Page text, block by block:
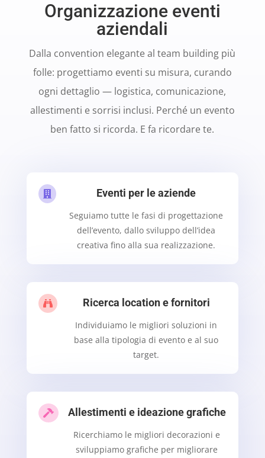
Organizzazione eventi
aziendali
Dalla convention elegante al team building più
folle: progettiamo eventi su misura, curando
ogni dettaglio — logistica, comunicazione,
allestimenti e sorrisi inclusi. Perché un evento
ben fatto si ricorda. E fa ricordare te.
 Eventi per le aziende
Seguiamo tutte le fasi di progettazione
dell’evento, dallo sviluppo dell’idea
creativa fino alla sua realizzazione.
 Ricerca location e fornitori
Individuiamo le migliori soluzioni in
base alla tipologia di evento e al suo
target.
 Allestimenti e ideazione grafiche
Ricerchiamo le migliori decorazioni e
sviluppiamo grafiche per migliorare